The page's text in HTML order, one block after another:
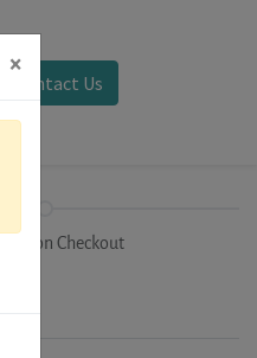
Contact Us
Checkout
×